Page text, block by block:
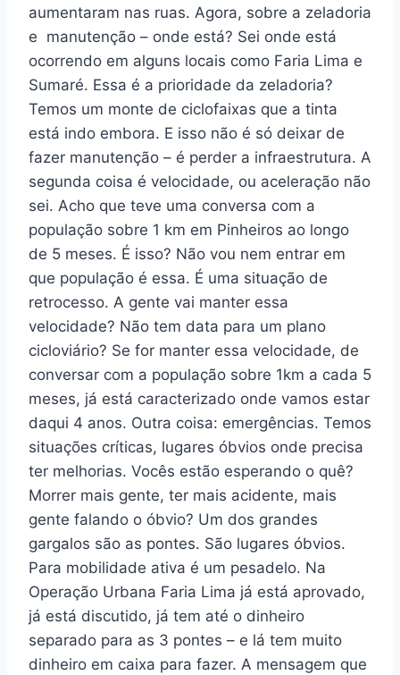
aumentaram nas ruas. Agora, sobre a zeladoria
e manutenção – onde está? Sei onde está
ocorrendo em alguns locais como Faria Lima e
Sumaré. Essa é a prioridade da zeladoria?
Temos um monte de ciclofaixas que a tinta
está indo embora. E isso não é só deixar de
fazer manutenção – é perder a infraestrutura. A
segunda coisa é velocidade, ou aceleração não
sei. Acho que teve uma conversa com a
população sobre 1 km em Pinheiros ao longo
de 5 meses. É isso? Não vou nem entrar em
que população é essa. É uma situação de
retrocesso. A gente vai manter essa
velocidade? Não tem data para um plano
cicloviário? Se for manter essa velocidade, de
conversar com a população sobre 1km a cada 5
meses, já está caracterizado onde vamos estar
daqui 4 anos. Outra coisa: emergências. Temos
situações críticas, lugares óbvios onde precisa
ter melhorias. Vocês estão esperando o quê?
Morrer mais gente, ter mais acidente, mais
gente falando o óbvio? Um dos grandes
gargalos são as pontes. São lugares óbvios.
Para mobilidade ativa é um pesadelo. Na
Operação Urbana Faria Lima já está aprovado,
já está discutido, já tem até o dinheiro
separado para as 3 pontes – e lá tem muito
dinheiro em caixa para fazer. A mensagem que